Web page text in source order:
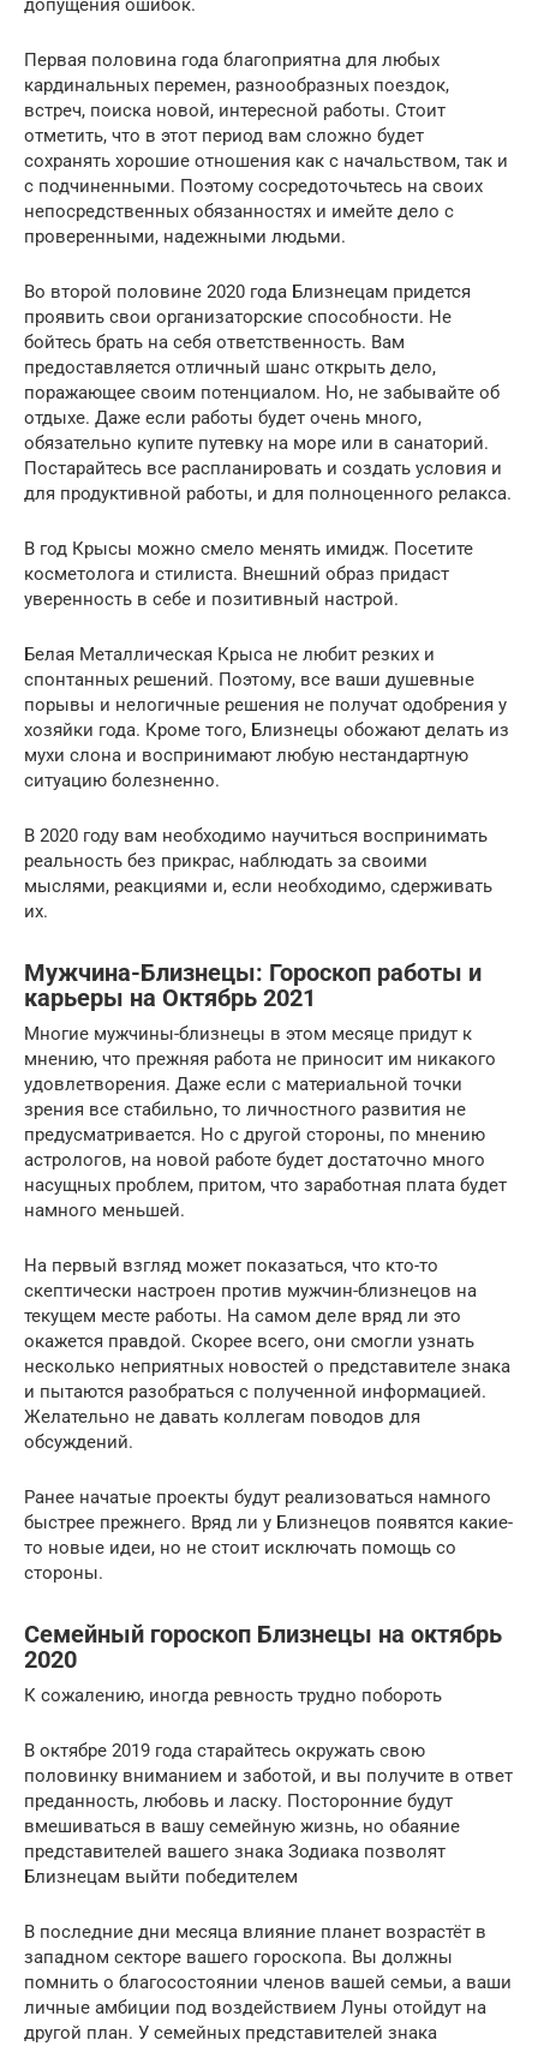
допущения ошибок.
Первая половина года благоприятна для любых
кардинальных перемен, разнообразных поездок,
встреч, поиска новой, интересной работы. Стоит
отметить, что в этот период вам сложно будет
сохранять хорошие отношения как с начальством, так и
с подчиненными. Поэтому сосредоточьтесь на своих
непосредственных обязанностях и имейте дело с
проверенными, надежными людьми.
Во второй половине 2020 года Близнецам придется
проявить свои организаторские способности. Не
бойтесь брать на себя ответственность. Вам
предоставляется отличный шанс открыть дело,
поражающее своим потенциалом. Но, не забывайте об
отдыхе. Даже если работы будет очень много,
обязательно купите путевку на море или в санаторий.
Постарайтесь все распланировать и создать условия и
для продуктивной работы, и для полноценного релакса.
В год Крысы можно смело менять имидж. Посетите
косметолога и стилиста. Внешний образ придаст
уверенность в себе и позитивный настрой.
Белая Металлическая Крыса не любит резких и
спонтанных решений. Поэтому, все ваши душевные
порывы и нелогичные решения не получат одобрения у
хозяйки года. Кроме того, Близнецы обожают делать из
мухи слона и воспринимают любую нестандартную
ситуацию болезненно.
В 2020 году вам необходимо научиться воспринимать
реальность без прикрас, наблюдать за своими
мыслями, реакциями и, если необходимо, сдерживать
их.
Мужчина-Близнецы: Гороскоп работы и
карьеры на Октябрь 2021
Многие мужчины-близнецы в этом месяце придут к
мнению, что прежняя работа не приносит им никакого
удовлетворения. Даже если с материальной точки
зрения все стабильно, то личностного развития не
предусматривается. Но с другой стороны, по мнению
астрологов, на новой работе будет достаточно много
насущных проблем, притом, что заработная плата будет
намного меньшей.
На первый взгляд может показаться, что кто-то
скептически настроен против мужчин-близнецов на
текущем месте работы. На самом деле вряд ли это
окажется правдой. Скорее всего, они смогли узнать
несколько неприятных новостей о представителе знака
и пытаются разобраться с полученной информацией.
Желательно не давать коллегам поводов для
обсуждений.
Ранее начатые проекты будут реализоваться намного
быстрее прежнего. Вряд ли у Близнецов появятся какие-
то новые идеи, но не стоит исключать помощь со
стороны.
Семейный гороскоп Близнецы на октябрь
2020
К сожалению, иногда ревность трудно побороть
В октябре 2019 года старайтесь окружать свою
половинку вниманием и заботой, и вы получите в ответ
преданность, любовь и ласку. Посторонние будут
вмешиваться в вашу семейную жизнь, но обаяние
представителей вашего знака Зодиака позволят
Близнецам выйти победителем
В последние дни месяца влияние планет возрастёт в
западном секторе вашего гороскопа. Вы должны
помнить о благосостоянии членов вашей семьи, а ваши
личные амбиции под воздействием Луны отойдут на
другой план. У семейных представителей знака